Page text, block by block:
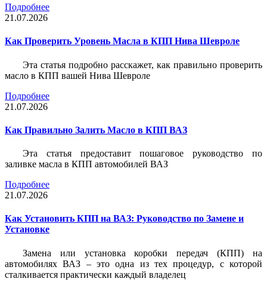
Подробнее
21.07.2026
Как Проверить Уровень Масла в КПП Нива Шевроле
Эта статья подробно расскажет, как правильно проверить
масло в КПП вашей Нива Шевроле
Подробнее
21.07.2026
Как Правильно Залить Масло в КПП ВАЗ
Эта статья предоставит пошаговое руководство по
заливке масла в КПП автомобилей ВАЗ
Подробнее
21.07.2026
Как Установить КПП на ВАЗ: Руководство по Замене и
Установке
Замена или установка коробки передач (КПП) на
автомобилях ВАЗ – это одна из тех процедур, с которой
сталкивается практически каждый владелец